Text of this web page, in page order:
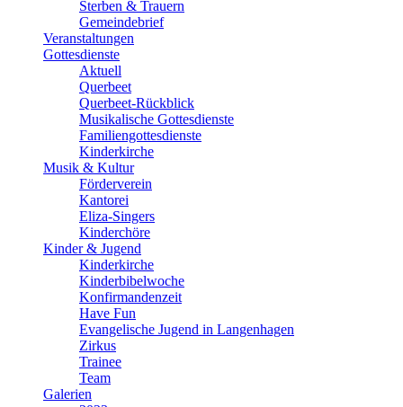
Sterben & Trauern
Gemeindebrief
Veranstaltungen
Gottesdienste
Aktuell
Querbeet
Querbeet-Rückblick
Musikalische Gottesdienste
Familiengottesdienste
Kinderkirche
Musik & Kultur
Förderverein
Kantorei
Eliza-Singers
Kinderchöre
Kinder & Jugend
Kinderkirche
Kinderbibelwoche
Konfirmandenzeit
Have Fun
Evangelische Jugend in Langenhagen
Zirkus
Trainee
Team
Galerien